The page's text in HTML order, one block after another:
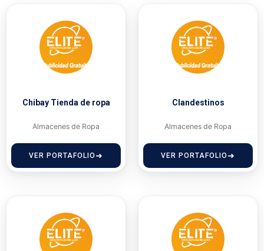
Chibay Tienda de ropa
Almacenes de Ropa
VER PORTAFOLIO
Clandestinos
Almacenes de Ropa
VER PORTAFOLIO